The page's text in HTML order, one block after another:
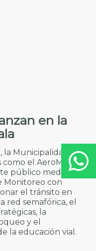
en la
la Municipalidad de
el AeroMetro,
público mediante
Monitoreo con
el tránsito en
red semafórica, el
la
y el
la educación vial.